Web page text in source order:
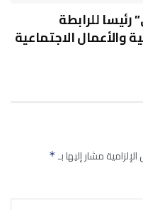
للرابطة
والأعمال الاجتماعية
مشار إليها بـ*